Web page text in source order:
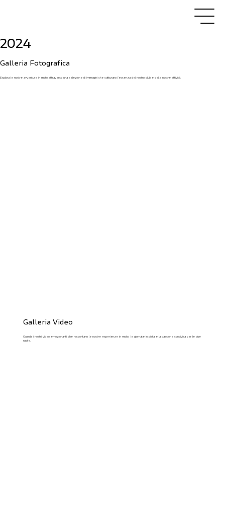
2024
Galleria Fotografica
Esplora le nostre avventure in moto attraverso una selezione di immagini che catturano l’essenza del nostro club e delle nostre attività.
Galleria Video
Guarda i nostri video emozionanti che raccontano le nostre esperienze in moto, le giornate in pista e la passione condivisa per le due
ruote.